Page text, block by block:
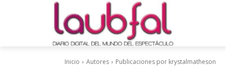
Inicio Autores Publicaciones por krystalmatheson